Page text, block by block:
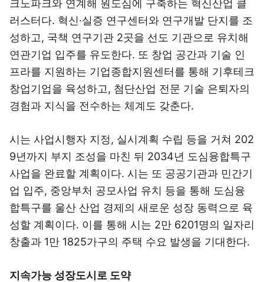
크노파크와 연계해 원도심에 구축하는 혁신산업 클
러스터다. 혁신·실증 연구센터와 연구개발 단지를 조
성하고, 국책 연구기관 2곳을 선도 기관으로 유치해
연관기업 입주를 유도한다. 또 창업 공간과 기술 인
프라를 지원하는 기업종합지원센터를 통해 기후테크
창업기업을 육성하고, 첨단산업 전문 기술 은퇴자의
경험과 지식을 전수하는 체계도 갖춘다.
시는 사업시행자 지정, 실시계획 수립 등을 거쳐 202
9년까지 부지 조성을 마친 뒤 2034년 도심융합특구
사업을 완료할 계획이다. 시는 또 공공기관과 민간기
업 입주, 중앙부처 공모사업 유치 등을 통해 도심융
합특구를 울산 산업 경제의 새로운 성장 동력으로 육
성할 계획이다. 이를 통해 시는 2만 6201명의 일자리
창출과 1만 1825가구의 주택 수요 발생을 기대한다.
지속가능 성장도시로 도약